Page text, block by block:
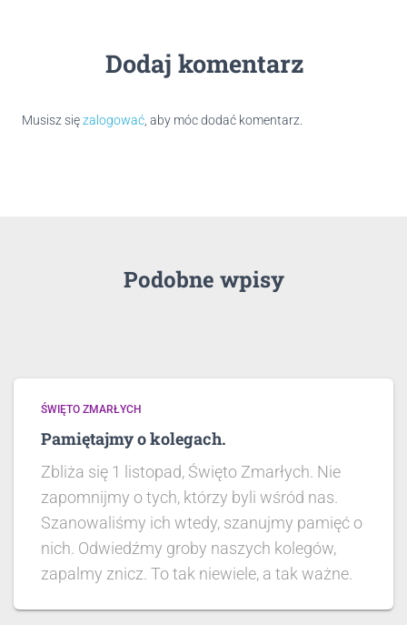
Dodaj komentarz
Musisz sięzalogować, aby móc dodać komentarz.
Podobne wpisy
ŚWIĘTO ZMARŁYCH
Pamiętajmy o kolegach.
Zbliża się 1 listopad, Święto Zmarłych. Nie
zapomnijmy o tych, którzy byli wśród nas.
Szanowaliśmy ich wtedy, szanujmy pamięć o
nich. Odwiedźmy groby naszych kolegów,
zapalmy znicz. To tak niewiele, a tak ważne.